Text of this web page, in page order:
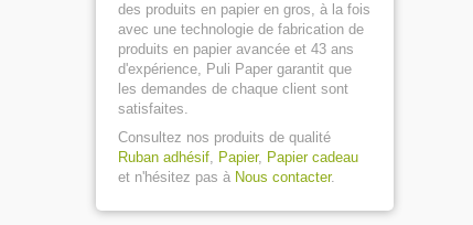
des produits en papier en gros, à la fois
avec une technologie de fabrication de
produits en papier avancée et 43 ans
d'expérience, Puli Paper garantit que
les demandes de chaque client sont
satisfaites.
Consultez nos produits de qualité
Ruban adhésif, Papier, Papier cadeau
et n'hésitez pas à Nous contacter.